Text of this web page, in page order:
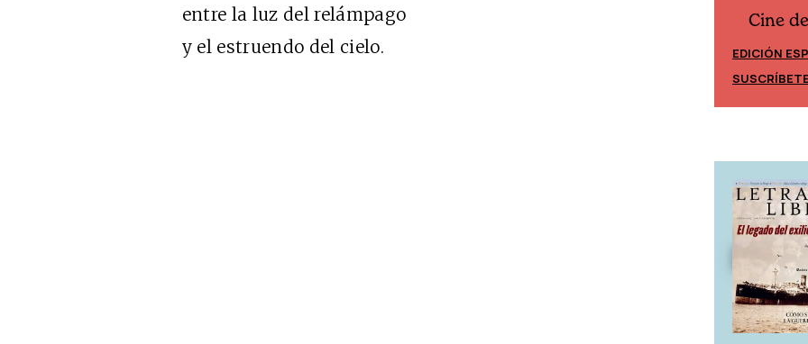
entre la luz del relámpago
y el estruendo del cielo.
Cine
EDICIÓN